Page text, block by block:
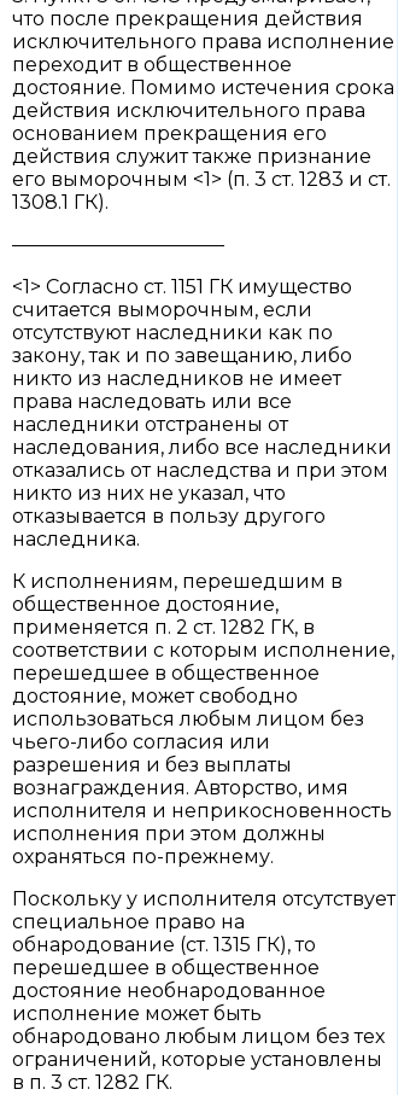
что после прекращения действия
исключительного права исполнение
переходит в общественное
достояние. Помимо истечения срока
действия исключительного права
основанием прекращения его
действия служит также признание
его выморочным <1> (п. 3 ст. 1283 и ст.
1308.1 ГК).
———————————
<1> Согласно ст. 1151 ГК имущество
считается выморочным, если
отсутствуют наследники как по
закону, так и по завещанию, либо
никто из наследников не имеет
права наследовать или все
наследники отстранены от
наследования, либо все наследники
отказались от наследства и при этом
никто из них не указал, что
отказывается в пользу другого
наследника.
К исполнениям, перешедшим в
общественное достояние,
применяется п. 2 ст. 1282 ГК, в
соответствии с которым исполнение,
перешедшее в общественное
достояние, может свободно
использоваться любым лицом без
чьего-либо согласия или
разрешения и без выплаты
вознаграждения. Авторство, имя
исполнителя и неприкосновенность
исполнения при этом должны
охраняться по-прежнему.
Поскольку у исполнителя отсутствует
специальное право на
обнародование (ст. 1315 ГК), то
перешедшее в общественное
достояние необнародованное
исполнение может быть
обнародовано любым лицом без тех
ограничений, которые установлены
в п. 3 ст. 1282 ГК.